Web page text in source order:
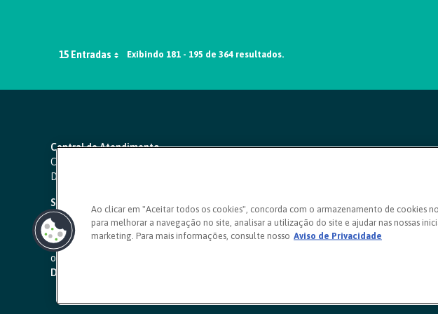
15 Entradas Exibindo 181 - 195 de 364 resultados.
Central de Atendimento
Capitais e regiões metropolitanas:
Demais localidades:
SAC 24 horas
Ouvidoria
0800 725 0996
(de segunda a sexta, das 8h às 20h)
ouvidoriasicoob.com.br
Deficientes auditivos ou de fala
Ao clicar em "Aceitar todos os cookies", concorda com o armazenamento de cookies
para melhorar a navegação no site, analisar a utilização do site e ajudar nas nossas
marketing. Para mais informações, consulte nosso Aviso de Privacidade